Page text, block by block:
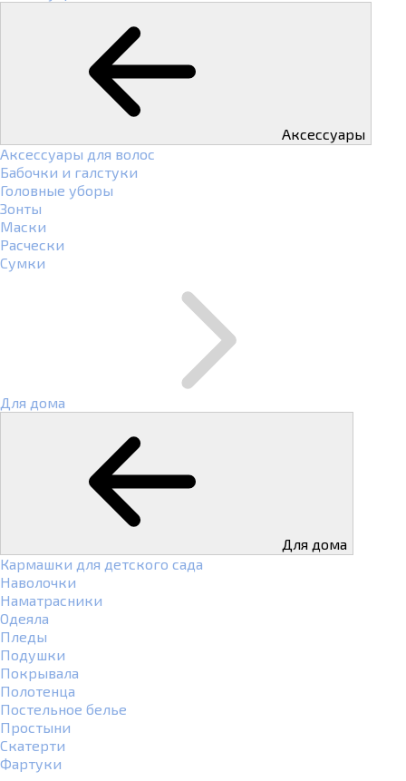
Аксессуары
Аксессуары для волос
Бабочки и галстуки
Головные уборы
Зонты
Маски
Расчески
Сумки
Для дома
Для дома
Кармашки для детского сада
Наволочки
Наматрасники
Одеяла
Пледы
Подушки
Покрывала
Полотенца
Постельное белье
Простыни
Скатерти
Фартуки